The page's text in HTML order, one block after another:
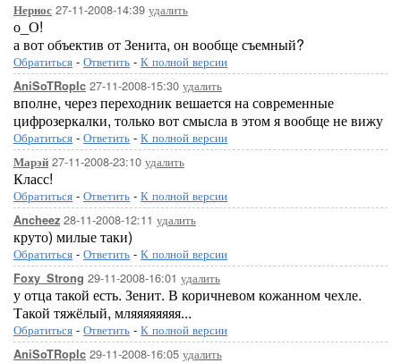
Нернос 27-11-2008-14:39 удалить
о_О!
а вот объектив от Зенита, он вообще съемный?
Обратиться - Ответить - К полной версии
AniSoTRopIc 27-11-2008-15:30 удалить
вполне, через переходник вешается на современные
цифрозеркалки, только вот смысла в этом я вообще не вижу
Обратиться - Ответить - К полной версии
Марэй 27-11-2008-23:10 удалить
Класс!
Обратиться - Ответить - К полной версии
Ancheez 28-11-2008-12:11 удалить
круто) милые таки)
Обратиться - Ответить - К полной версии
Foxy_Strong 29-11-2008-16:01 удалить
у отца такой есть. Зенит. В коричневом кожанном чехле.
Такой тяжёлый, мляяяяяяяя...
Обратиться - Ответить - К полной версии
AniSoTRopIc 29-11-2008-16:05 удалить